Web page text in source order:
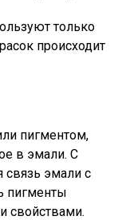
только
происходит
пигментом,
в эмали. С
связь эмали с
пигменты
свойствами.